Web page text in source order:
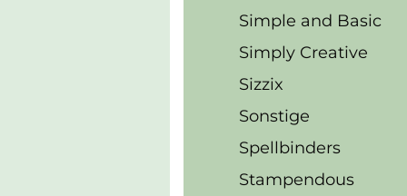
Simple and Basic
Simply Creative
Sizzix
Sonstige
Spellbinders
Stampendous